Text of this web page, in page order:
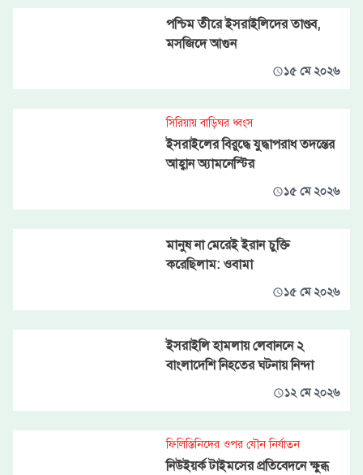
পশ্চিম তীরে ইসরাইলিদের তাণ্ডব,
মসজিদে আগুন
১৫ মে ২০২৬
সিরিয়ায় বাড়িঘর ধ্বংস
ইসরাইলের বিরুদ্ধে যুদ্ধাপরাধ তদন্তের
আহ্বান অ্যামনেস্টির
১৫ মে ২০২৬
মানুষ না মেরেই ইরান চুক্তি
করেছিলাম: ওবামা
১৫ মে ২০২৬
ইসরাইলি হামলায় লেবাননে ২
বাংলাদেশি নিহতের ঘটনায় নিন্দা
১২ মে ২০২৬
ফিলিস্তিনিদের ওপর যৌন নির্যাতন
নিউইয়র্ক টাইমসের প্রতিবেদনে ক্ষুব্ধ